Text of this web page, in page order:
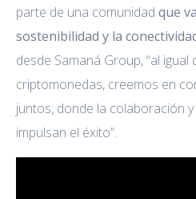
parte de una comunidad que
sostenibilidad y la
desde Samaná Group, “al
criptomonedas, creemos en
juntos, donde la colaboración
impulsan el éxito”.